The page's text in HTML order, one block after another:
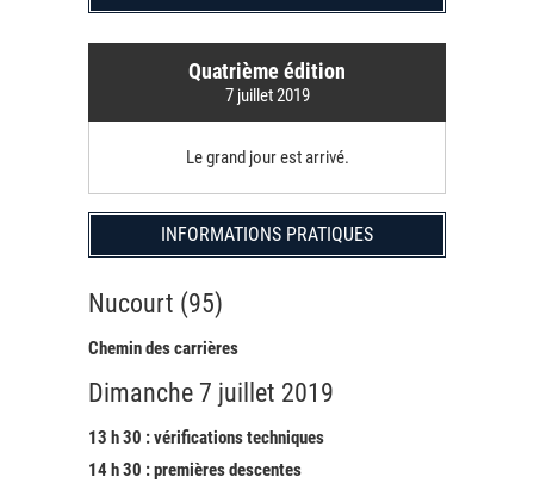
Quatrième édition
7 juillet 2019
Le grand jour est arrivé.
INFORMATIONS PRATIQUES
Nucourt (95)
Chemin des carrières
Dimanche 7 juillet 2019
13 h 30 : vérifications techniques
14 h 30 : premières descentes